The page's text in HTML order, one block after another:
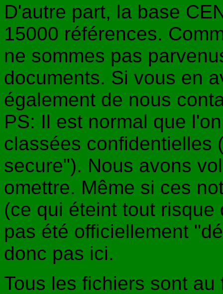
D'autre part, la base
15000 références.
ne sommes pas
documents. Si vous en
également de nous
PS: Il est normal que
classées confidentielles
secure"). Nous avons
omettre. Même si ces
(ce qui éteint tout
pas été officiellement
donc pas ici.
Tous les fichiers sont